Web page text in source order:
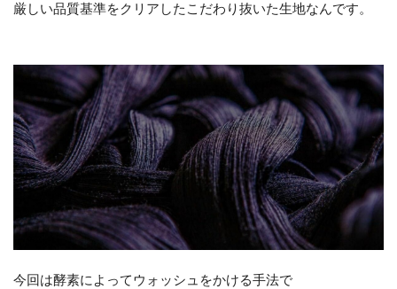
厳しい品質基準をクリアしたこだわり抜いた生地なんです。
今回は酵素によってウォッシュをかける手法で